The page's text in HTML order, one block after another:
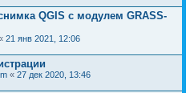
QGIS с модулем GRASS-
21 янв 2021, 12:06
« 27 дек 2020, 13:46